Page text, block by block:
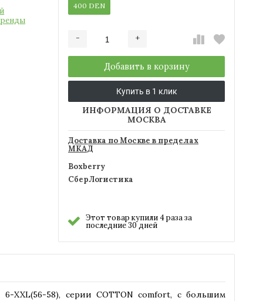
400 DEN
- +
Добавить в корзину
Купить в 1 клик
ИНФОРМАЦИЯ О ДОСТАВКЕ
МОСКВА
Доставка по Москве в пределах
МКАД
Boxberry
СберЛогистика
Этот товар купили 4 раза за
последние 30 дней
XXL(56-58), серии COTTON comfort, с большим